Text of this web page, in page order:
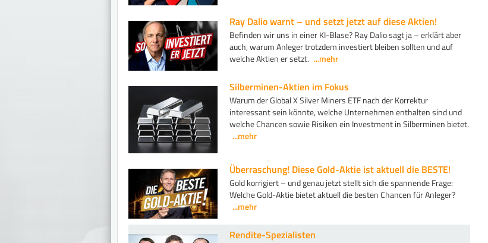
Ray Dalio warnt – und setzt jetzt auf diese Aktien!
Befinden wir uns in einer KI-Blase? Ray Dalio sagt ja – erklärt aber
auch, warum Anleger trotzdem investiert bleiben sollten und auf
welche Aktien er setzt. ...mehr
Silberminen-Aktien im Fokus
Warum der Global X Silver Miners ETF nach der Korrektur
interessant sein könnte, welche Unternehmen enthalten sind und
welche Chancen sowie Risiken ein Investment in Silberminen bietet.
...mehr
Überraschung! Diese Gold-Aktie ist aktuell die BESTE!
Gold korrigiert – und genau jetzt stellt sich die spannende Frage:
Welche Gold-Aktie bietet aktuell die besten Chancen für Anleger?
...mehr
Rendite-Spezialisten